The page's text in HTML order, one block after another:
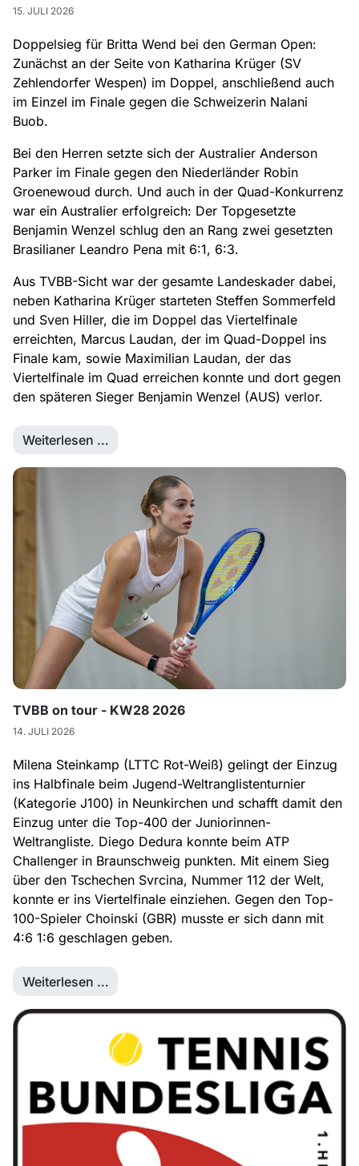
15. JULI 2026
Doppelsieg für Britta Wend bei den German Open:
Zunächst an der Seite von Katharina Krüger (SV
Zehlendorfer Wespen) im Doppel, anschließend auch
im Einzel im Finale gegen die Schweizerin Nalani
Buob.
Bei den Herren setzte sich der Australier Anderson
Parker im Finale gegen den Niederländer Robin
Groenewoud durch. Und auch in der Quad-Konkurrenz
war ein Australier erfolgreich: Der Topgesetzte
Benjamin Wenzel schlug den an Rang zwei gesetzten
Brasilianer Leandro Pena mit 6:1, 6:3.
Aus TVBB-Sicht war der gesamte Landeskader dabei,
neben Katharina Krüger starteten Steffen Sommerfeld
und Sven Hiller, die im Doppel das Viertelfinale
erreichten, Marcus Laudan, der im Quad-Doppel ins
Finale kam, sowie Maximilian Laudan, der das
Viertelfinale im Quad erreichen konnte und dort gegen
den späteren Sieger Benjamin Wenzel (AUS) verlor.
Weiterlesen …
TVBB on tour - KW28 2026
14. JULI 2026
Milena Steinkamp (LTTC Rot-Weiß) gelingt der Einzug
ins Halbfinale beim Jugend-Weltranglistenturnier
(Kategorie J100) in Neunkirchen und schafft damit den
Einzug unter die Top-400 der Juniorinnen-
Weltrangliste. Diego Dedura konnte beim ATP
Challenger in Braunschweig punkten. Mit einem Sieg
über den Tschechen Svrcina, Nummer 112 der Welt,
konnte er ins Viertelfinale einziehen. Gegen den Top-
100-Spieler Choinski (GBR) musste er sich dann mit
4:6 1:6 geschlagen geben.
Weiterlesen …